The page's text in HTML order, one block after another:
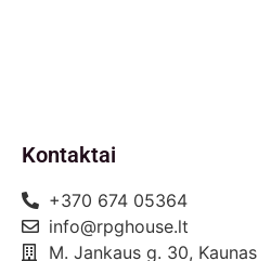
Kontaktai
+370 674 05364
info@rpghouse.lt
M. Jankaus g. 30, Kaunas